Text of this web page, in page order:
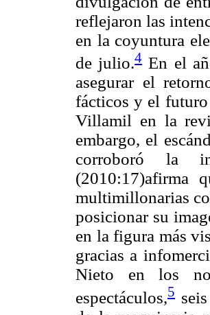
reflejaron las
en la coyuntura
de julio.4En el
asegurar el
fácticos y el futuro
Villamil en la
embargo, el
corroboró la
(2010:17)afirma
multimillonarias
posicionar su
en la figura más
gracias a
Nieto en los
espectáculos,5